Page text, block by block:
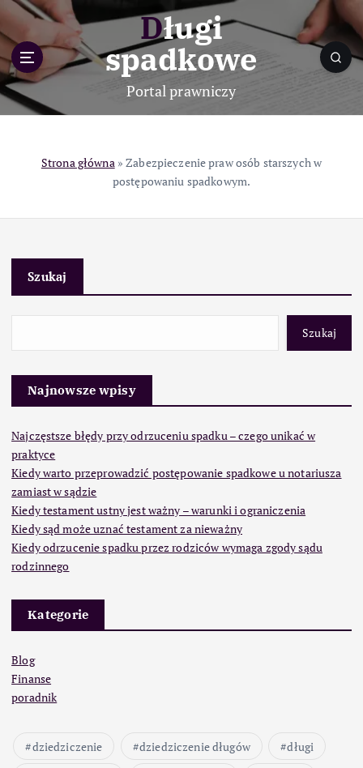
p
o
c
Długi
spadkowe
Portal prawniczy
Strona główna»Zabezpieczenie praw osób starszych w
postępowaniu spadkowym.
Szukaj
Szukaj
Najnowsze wpisy
Najczęstsze błędy przy odrzuceniu spadku – czego unikać w
praktyce
Kiedy warto przeprowadzić postępowanie spadkowe u notariusza
zamiast w sądzie
Kiedy testament ustny jest ważny – warunki i ograniczenia
Kiedy sąd może uznać testament za nieważny
Kiedy odrzucenie spadku przez rodziców wymaga zgody sądu
rodzinnego
Kategorie
Blog
Finanse
poradnik
dziedziczenie dziedziczenie długów
długi